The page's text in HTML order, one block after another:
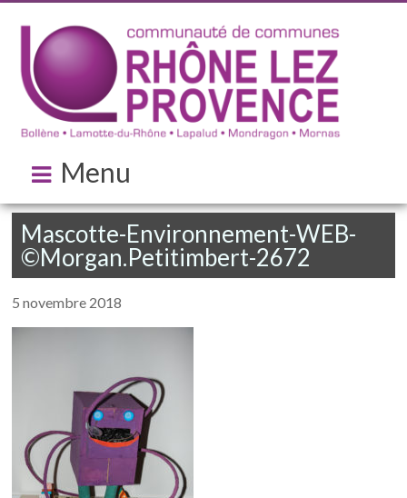
Menu
Mascotte-Environnement-WEB-
©Morgan.Petitimbert-2672
5 novembre 2018